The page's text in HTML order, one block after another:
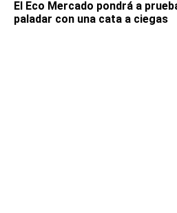
El Eco Mercado pondrá a
paladar con una cata a ciegas